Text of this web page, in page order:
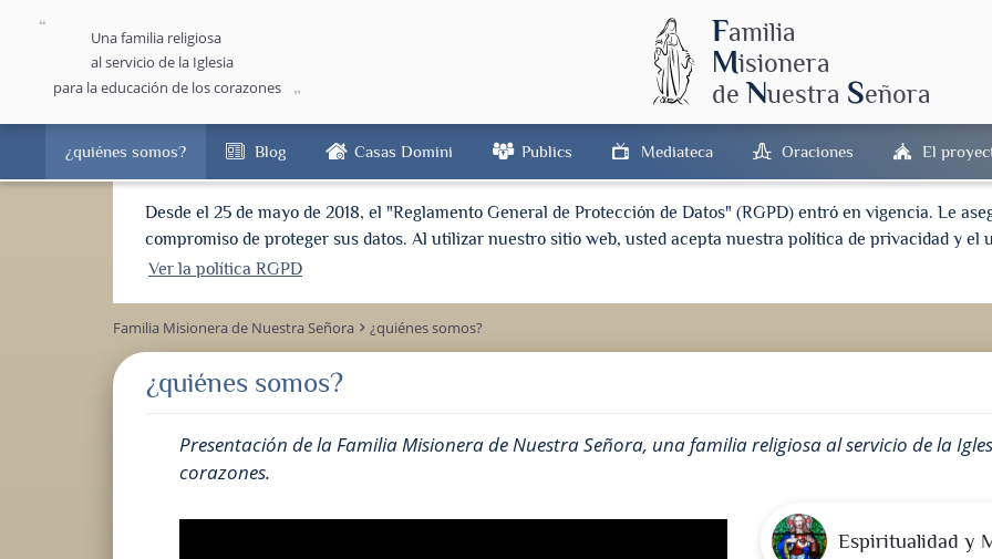
Una familia religiosa
al servicio de la Iglesia
para la educación de los corazones
Familia
Misionera
de Nuestra Señora
¿quiénes somos? Blog Casas Domini Publics Mediateca Oraciones El
Desde el 25 de mayo de 2018, el "Reglamento General de Protección de Datos" (RGPD) entró en vigencia. Le
compromiso de proteger sus datos. Al utilizar nuestro sitio web, usted acepta nuestra política de privacidad y el
Ver la política RGPD
Familia Misionera de Nuestra Señora keyboard_arrow_right ¿quiénes somos?
¿quiénes somos?
Presentación de la Familia Misionera de Nuestra Señora, una familia religiosa al servicio de la
corazones.
Espiritualidad y